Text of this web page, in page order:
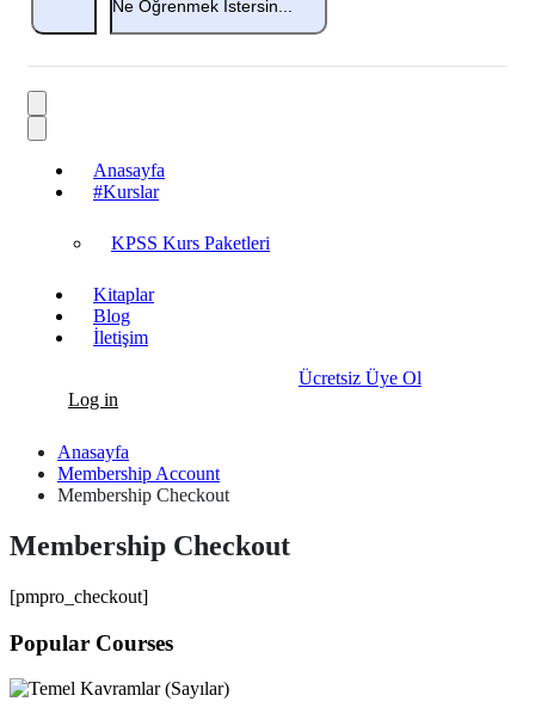
Anasayfa
#Kurslar
KPSS Kurs Paketleri
Kitaplar
Blog
İletişim
Ücretsiz Üye Ol
Log in
Anasayfa
Membership Account
Membership Checkout
Membership Checkout
[pmpro_checkout]
Popular Courses